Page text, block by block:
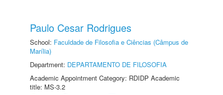
Paulo Cesar Rodrigues
School: Faculdade de Filosofia e Ciências (Câmpus de
Marília)
Department: DEPARTAMENTO DE FILOSOFIA
Academic Appointment Category: RDIDP Academic
title: MS-3.2